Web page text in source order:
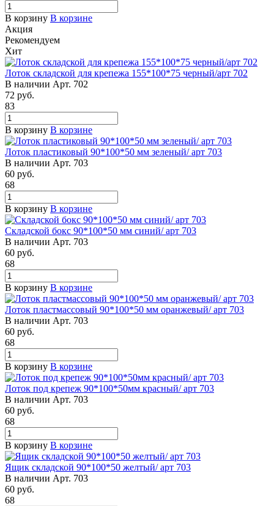
В корзину В корзине
Акция
Рекомендуем
Хит
Лоток складской для крепежа 155*100*75 черный/арт 702
В наличии Арт. 702
72 руб.
83
В корзину В корзине
Лоток пластиковый 90*100*50 мм зеленый/ арт 703
В наличии Арт. 703
60 руб.
68
В корзину В корзине
Складской бокс 90*100*50 мм синий/ арт 703
В наличии Арт. 703
60 руб.
68
В корзину В корзине
Лоток пластмассовый 90*100*50 мм оранжевый/ арт 703
В наличии Арт. 703
60 руб.
68
В корзину В корзине
Лоток под крепеж 90*100*50мм красный/ арт 703
В наличии Арт. 703
60 руб.
68
В корзину В корзине
Ящик складской 90*100*50 желтый/ арт 703
В наличии Арт. 703
60 руб.
68